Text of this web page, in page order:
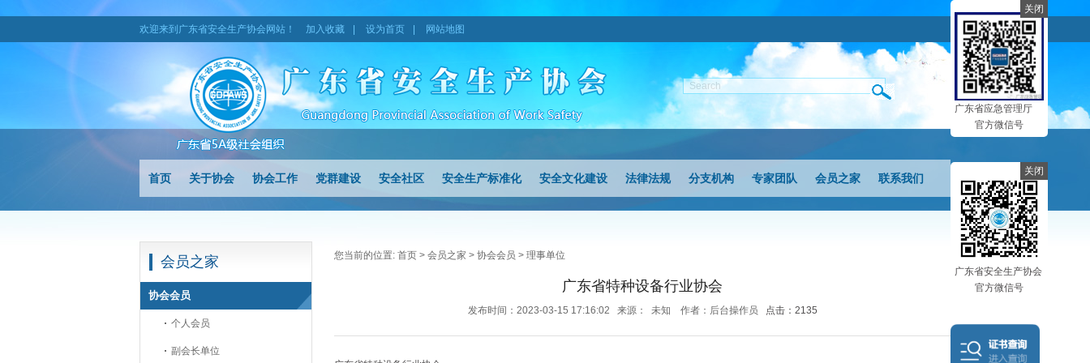
欢迎来到广东省安全生产协会网站！ 加入收藏 设为首页 网站地图
首页 关于协会 协会工作 党群建设 安全社区 安全生产标准化 安全文化建设 法律法规 分支机构 专家团队 会员之家 联系我们
会员之家
协会会员
个人会员
副会长单位
您当前的位置: 首页 > 会员之家 > 协会会员 > 理事单位
广东省特种设备行业协会
发布时间：2023-03-15 17:16:02 来源： 未知 作者：后台操作员 点击：2135
广东省应急管理厅
官方微信号
关闭
广东省安全生产协会
官方微信号
关闭